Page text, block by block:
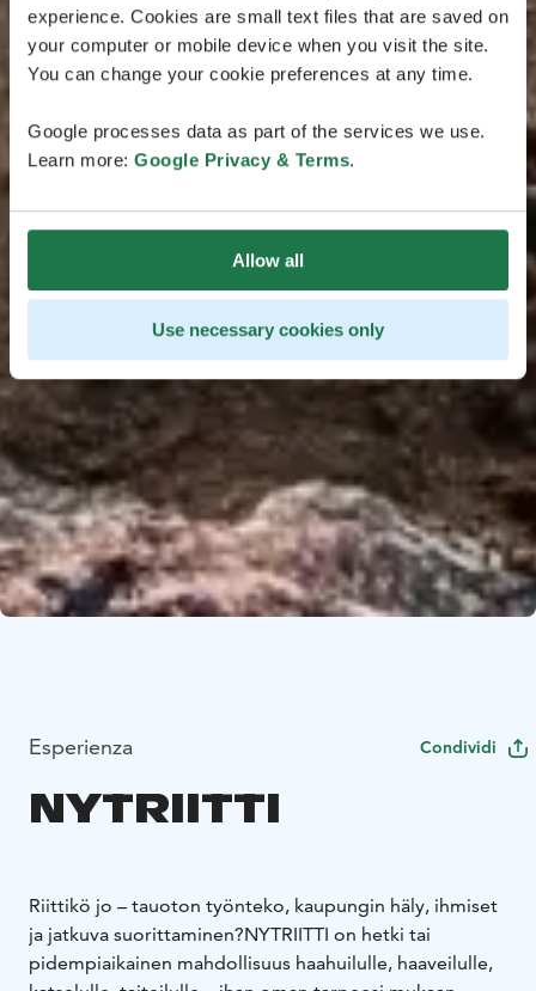
experience. Cookies are small text files that are saved on
your computer or mobile device when you visit the site.
You can change your cookie preferences at any time.
Google processes data as part of the services we use.
Learn more: Google Privacy & Terms.
Allow all
Use necessary cookies only
Esperienza Condividi
NYTRIITTI
Riittikö jo – tauoton työnteko, kaupungin häly, ihmiset
ja jatkuva suorittaminen?NYTRIITTI on hetki tai
pidempiaikainen mahdollisuus haahuilulle, haaveilulle,